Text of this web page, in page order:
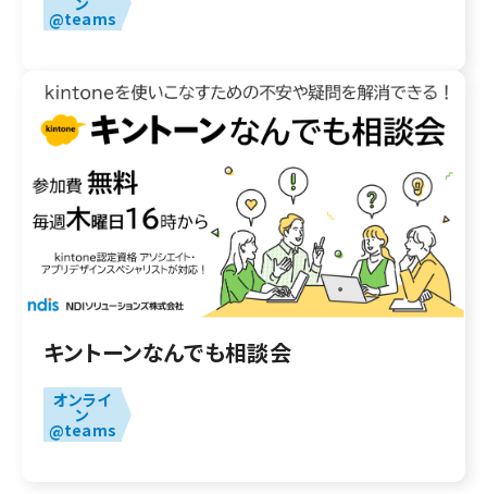
@teams
キントーンなんでも相談会
オンライ
ン
@teams